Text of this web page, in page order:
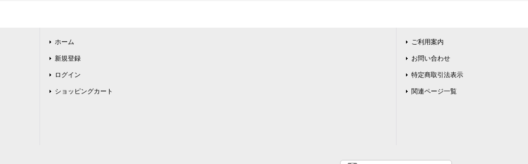
ホーム
新規登録
ログイン
ショッピングカート
ご利用案内
お問い合わせ
特定商取引法表示
関連ページ一覧